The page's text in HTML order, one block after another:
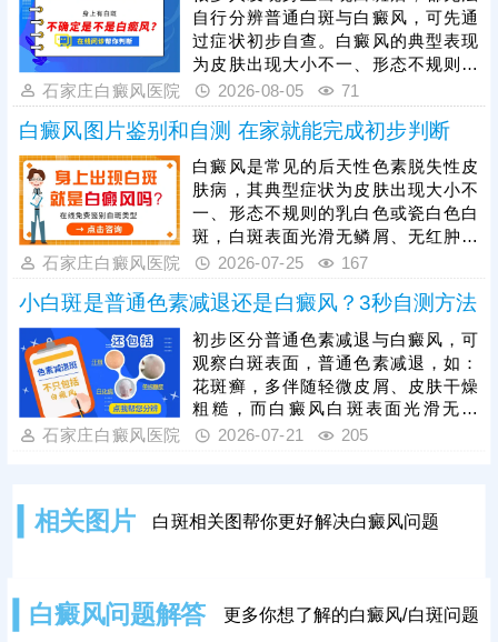
仅凭肉眼观察存在误差，通过伍德
灯、皮肤ct等科学检查可更准确诊
断。若确诊为白癜风，需抓住发病初
期黄金治疗时期，此时黑色素细胞损
伤较轻，治疗难度更低、恢复效果更
好。
自行分辨普通白斑与白癜风，可先通
过症状初步自查。白癜风的典型表现
为皮肤出现大小不一、形态不规则的
白色斑块，白斑表面光滑无鳞屑、无
红肿瘙痒感，边界清晰，会随时间逐
渐扩散，可出现在身体任何部位，单
纯肉眼判断存在误差，想要准确确
诊，需依托科学仪器检查。一旦确诊
白癜风，需及时就医治疗，切勿拖延
病情，避免白斑大面积扩散、增加治
疗难度。同时白癜风属于慢性皮肤疾
病，治疗周期较长，患者需坚持规范
治疗。
石家庄白癜风医院 2026-08-05 71
白癜风图片鉴别和自测 在家就能完成初步判断
白癜风是常见的后天性色素脱失性皮
肤病，其典型症状为皮肤出现大小不
一、形态不规则的乳白色或瓷白色白
斑，白斑表面光滑无鳞屑、无红肿瘙
痒，可出现在全身任意部位，且白斑
明确病情，需通过伍德灯、皮肤ct等
科学检查，准确判定色素脱失程度与
病灶情况。白癜风危害极大，该病越
早治疗预后越好，发现疑似白斑症状
需及时就医，结合自身病情、体质制
定个性化对症治疗方案，避免拖延加
重病情、增加治疗难度。
石家庄白癜风医院 2026-07-25 167
小白斑是普通色素减退还是白癜风？3秒自测方法
初步区分普通色素减退与白癜风，可
观察白斑表面，普通色素减退，如：
花斑癣，多伴随轻微皮屑、皮肤干燥
粗糙，而白癜风白斑表面光滑无鳞
屑、无萎缩，触感与正常皮肤一致，
互融合。最后做按压测试，轻压白斑
要明确病情，可及时做科学检查。
石家庄白癜风医院 2026-07-21 205
相关图片 白斑相关图帮你更好解决白癜风问题
白癜风问题解答 更多你想了解的白癜风/白斑问题